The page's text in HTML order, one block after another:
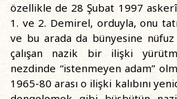
özellikle de 28 Şubat 1997 askerî
1. ve 2. Demirel, orduyla, onu
ve bu arada da bünyesine
çalışan nazik bir ilişki
nezdinde “istenmeyen adam”
1965-80 arası o ilişki kalıbını